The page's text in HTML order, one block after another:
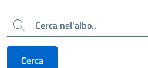
Cerca
Cerca